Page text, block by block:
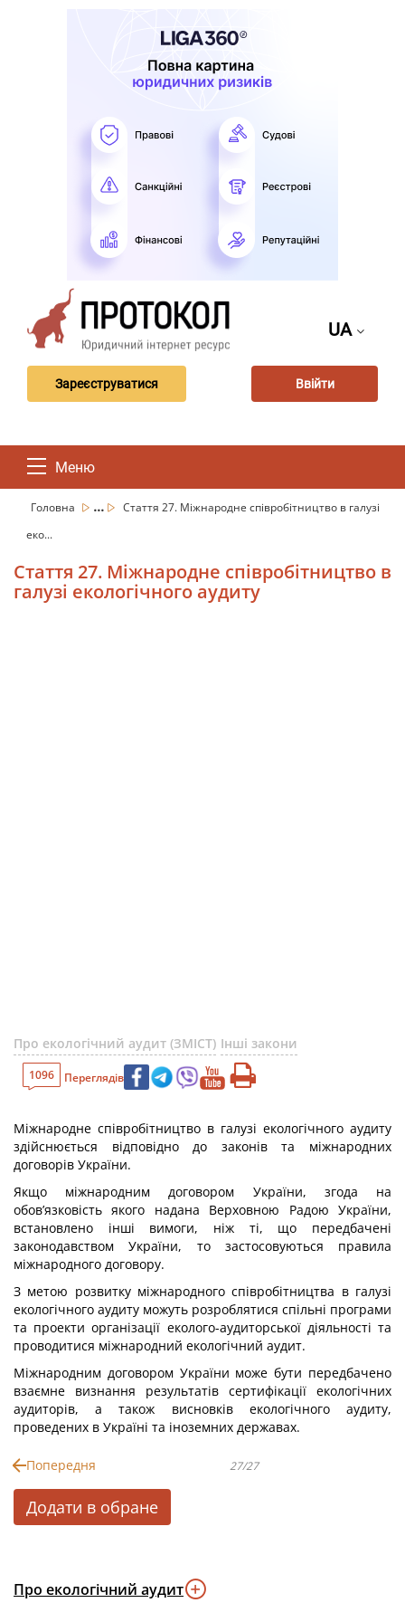
UA
Зареєструватися Ввійти
Меню
Головна ...
Стаття 27. Міжнародне співробітництво в галузі
еко...
Стаття 27. Міжнародне співробітництво в
галузі екологічного аудиту
Про екологічний аудит (ЗМІСТ) Інші закони
1096 Переглядів
Міжнародне співробітництво в галузі екологічного аудиту
здійснюється відповідно до законів та міжнародних
договорів України.
Якщо міжнародним договором України, згода на
обов’язковість якого надана Верховною Радою України,
встановлено інші вимоги, ніж ті, що передбачені
законодавством України, то застосовуються правила
міжнародного договору.
З метою розвитку міжнародного співробітництва в галузі
екологічного аудиту можуть розроблятися спільні програми
та проекти організації еколого-аудиторської діяльності та
проводитися міжнародний екологічний аудит.
Міжнародним договором України може бути передбачено
взаємне визнання результатів сертифікації екологічних
аудиторів, а також висновків екологічного аудиту,
проведених в Україні та іноземних державах.
Попередня 27/27
Додати в обране
Про екологічний аудит